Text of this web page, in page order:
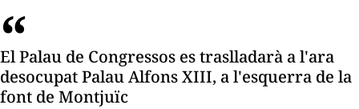
El Palau de Congressos es traslladarà a l'ara
desocupat Palau Alfons XIII, a l'esquerra de la
font de Montjuïc